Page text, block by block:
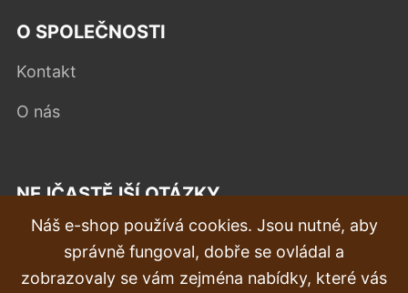
O SPOLEČNOSTI
Kontakt
O nás
NEJČASTĚJŠÍ OTÁZKY
Reklamace
Doprava a doručení
Náš e-shop používá cookies. Jsou nutné, aby
správně fungoval, dobře se ovládal a
zobrazovaly se vám zejména nabídky, které vás